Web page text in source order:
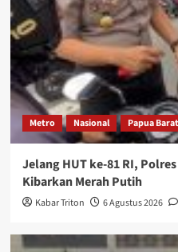
Metro Nasional Papua Barat
Jelang HUT ke-81 RI,
Kibarkan Merah Putih
Kabar Triton 6 Agustus 2026